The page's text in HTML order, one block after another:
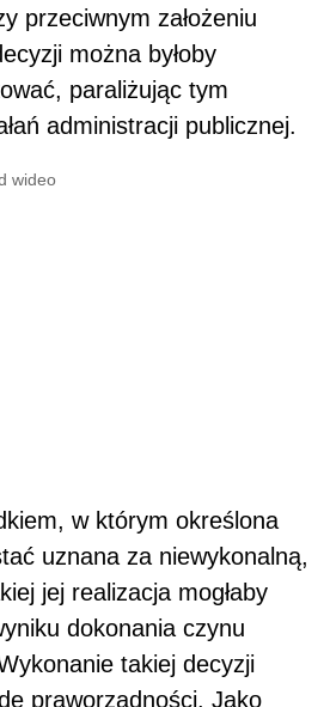
przeciwnym założeniu
można byłoby
paraliżując tym
administracji publicznej.
wideo
w którym określona
uznana za niewykonalną,
jej realizacja mogłaby
dokonania czynu
takiej decyzji
praworządności. Jako